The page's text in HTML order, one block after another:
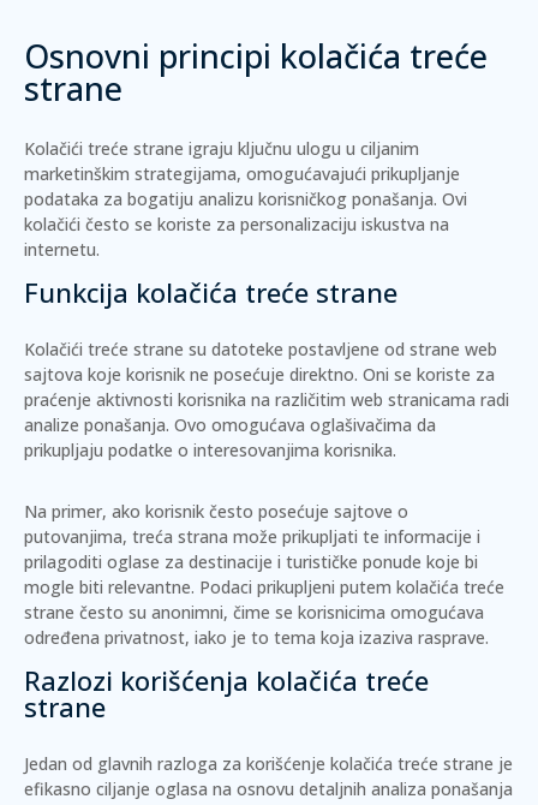
Osnovni principi kolačića treće
strane
Kolačići treće strane igraju ključnu ulogu u ciljanim
marketinškim strategijama, omogućavajući prikupljanje
podataka za bogatiju analizu korisničkog ponašanja. Ovi
kolačići često se koriste za personalizaciju iskustva na
internetu.
Funkcija kolačića treće strane
Kolačići treće strane su datoteke postavljene od strane web
sajtova koje korisnik ne posećuje direktno. Oni se koriste za
praćenje aktivnosti korisnika na različitim web stranicama radi
analize ponašanja. Ovo omogućava oglašivačima da
prikupljaju podatke o interesovanjima korisnika.
Na primer, ako korisnik često posećuje sajtove o
putovanjima, treća strana može prikupljati te informacije i
prilagoditi oglase za destinacije i turističke ponude koje bi
mogle biti relevantne. Podaci prikupljeni putem kolačića treće
strane često su anonimni, čime se korisnicima omogućava
određena privatnost, iako je to tema koja izaziva rasprave.
Razlozi korišćenja kolačića treće
strane
Jedan od glavnih razloga za korišćenje kolačića treće strane je
efikasno ciljanje oglasa na osnovu detaljnih analiza ponašanja